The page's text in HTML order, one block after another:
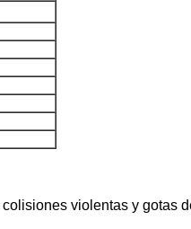
violentas y gotas